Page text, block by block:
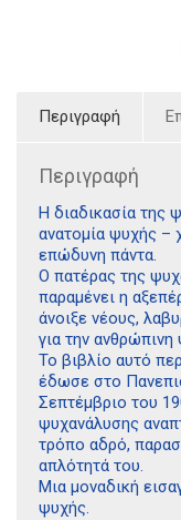
Περιγραφή
Περιγραφή
Η διαδικασία της
ανατομία ψυχής –
επώδυνη πάντα.
Ο πατέρας της
παραμένει η
άνοιξε νέους,
για την
Το βιβλίο αυτό
έδωσε στο
Σεπτέμβριο του
ψυχανάλυσης
τρόπο αδρό,
απλότητά του.
Μια μοναδική
ψυχής.